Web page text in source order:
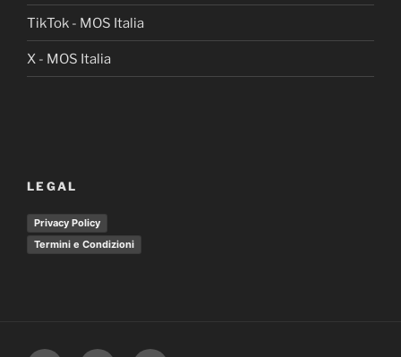
TikTok - MOS Italia
X - MOS Italia
LEGAL
Privacy Policy
Termini e Condizioni